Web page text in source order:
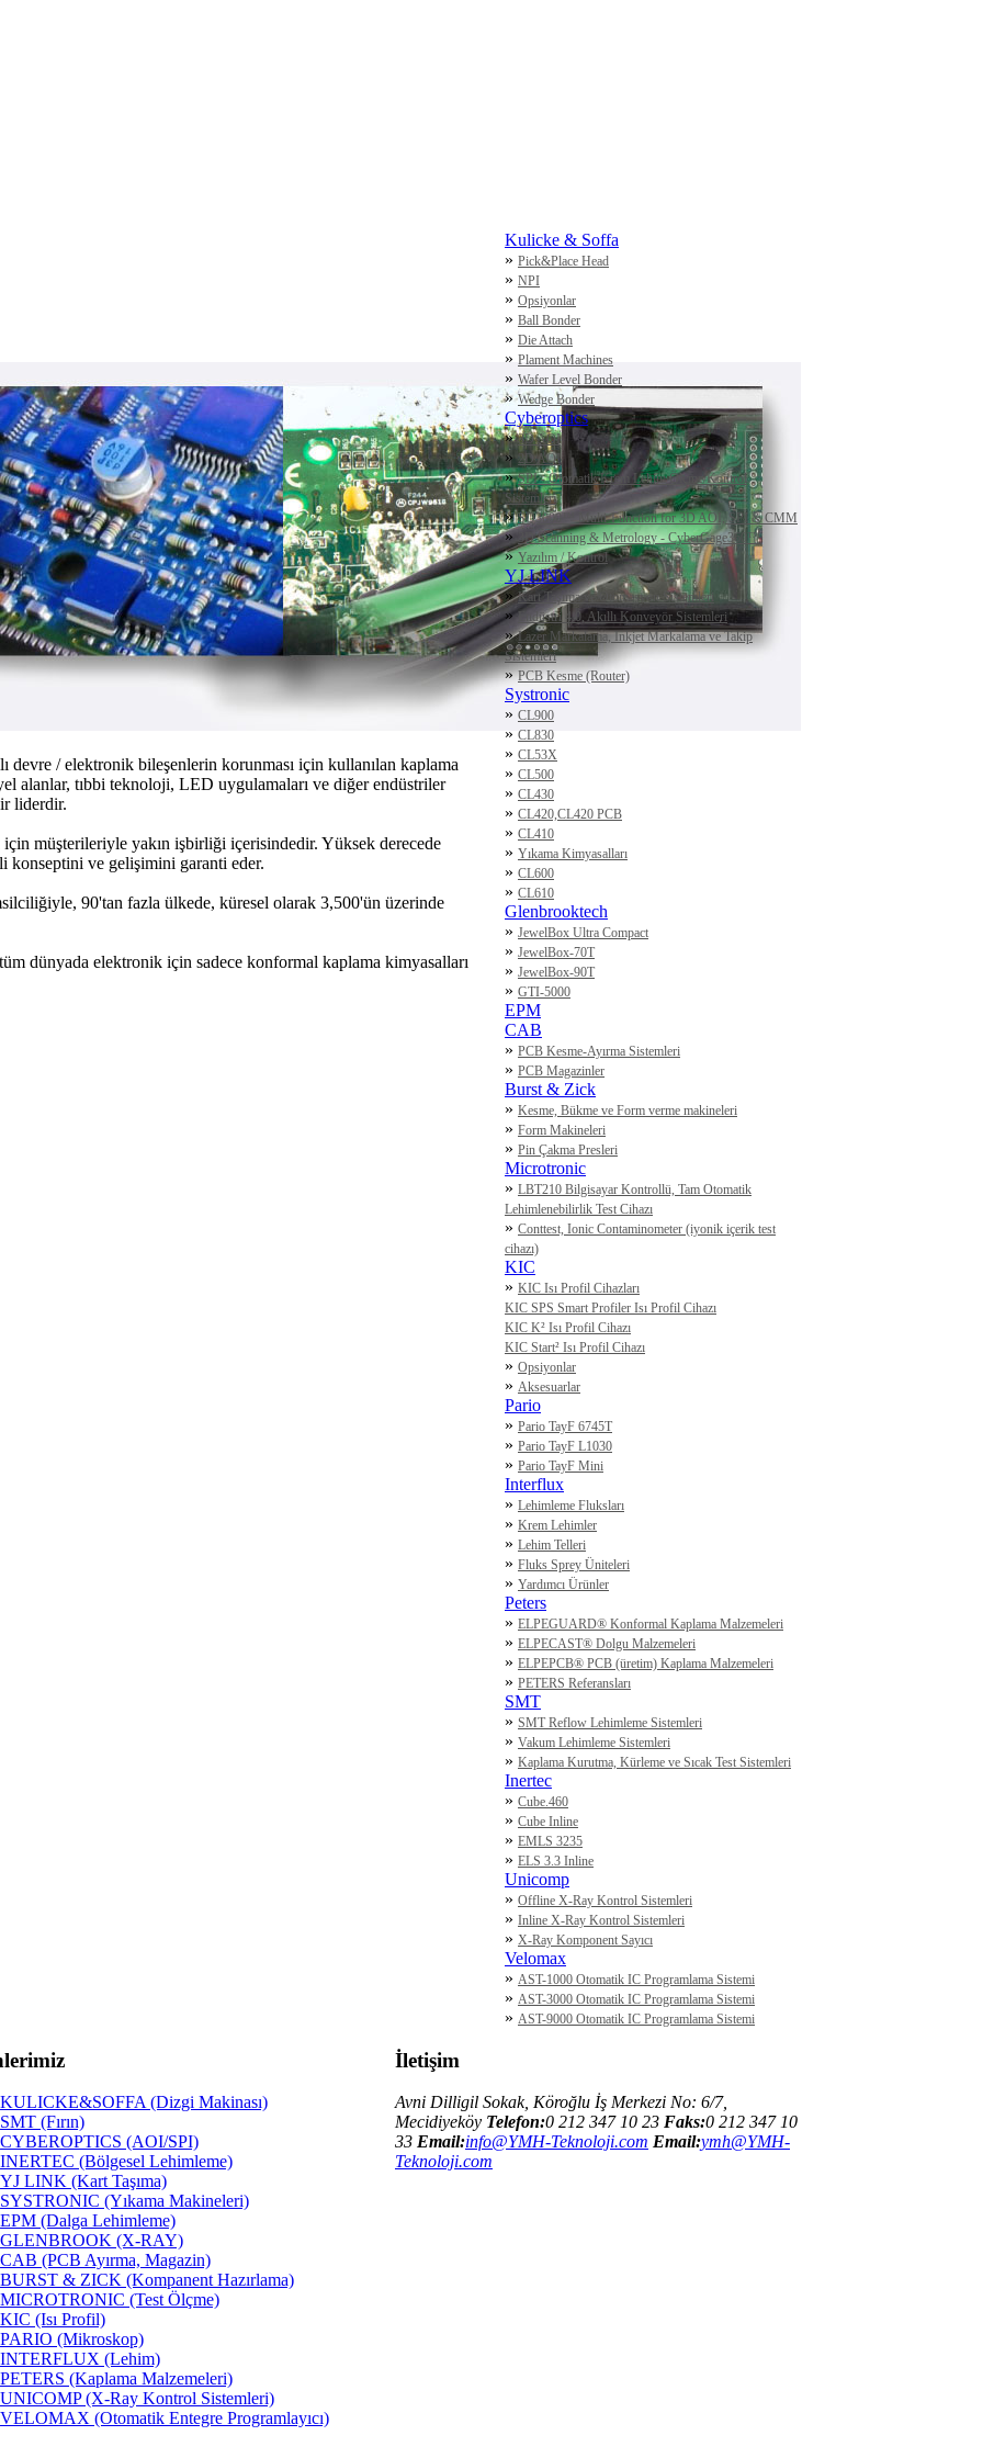
devre / elektronik bileşenlerin korunması için kullanılan kaplama
alanlar, tıbbi teknoloji, LED uygulamaları ve diğer endüstriler
liderdir.
müşterileriyle yakın işbirliği içerisindedir. Yüksek derecede
konseptini ve gelişimini garanti eder.
90'tan fazla ülkede, küresel olarak 3,500'ün üzerinde
dünyada elektronik için sadece konformal kaplama kimyasalları
Kulicke & Soffa
» Pick&Place Head
» NPI
» Opsiyonlar
» Ball Bonder
» Die Attach
» Plament Machines
» Wafer Level Bonder
»Wedge Bonder
Cyberoptics
»3D AOI
»2D AOI
»SPI - Otomatik Krem Lehim Ölçme/Kontrol
Sistemleri
»SQ3000™ Multi-Function for 3D AOI, SPI & CMM
» 3D Scanning & Metrology - CyberGage360™
»Yazılım / Kontrol
YJ LINK
»Kart Taşıma ve Otomasyon Sistemleri
»Endüstri 4.0, Akıllı Konveyör Sistemleri
»Lazer Markalama, Inkjet Markalama ve Takip
Sistemleri
»PCB Kesme (Router)
Systronic
» CL900
» CL830
» CL53X
» CL500
» CL430
» CL420,CL420 PCB
» CL410
» Yıkama Kimyasalları
» CL600
» CL610
Glenbrooktech
» JewelBox Ultra Compact
» JewelBox-70T
» JewelBox-90T
» GTI-5000
EPM
CAB
» PCB Kesme-Ayırma Sistemleri
» PCB Magazinler
Burst & Zick
» Kesme, Bükme ve Form verme makineleri
» Form Makineleri
» Pin Çakma Presleri
Microtronic
» LBT210 Bilgisayar Kontrollü, Tam Otomatik
Lehimlenebilirlik Test Cihazı
» Conttest, Ionic Contaminometer (iyonik içerik test
cihazı)
KIC
» KIC Isı Profil Cihazları
KIC SPS Smart Profiler Isı Profil Cihazı
KIC K² Isı Profil Cihazı
KIC Start² Isı Profil Cihazı
» Opsiyonlar
» Aksesuarlar
Pario
» Pario TayF 6745T
» Pario TayF L1030
» Pario TayF Mini
Interflux
» Lehimleme Fluksları
» Krem Lehimler
» Lehim Telleri
» Fluks Sprey Üniteleri
» Yardımcı Ürünler
Peters
» ELPEGUARD® Konformal Kaplama Malzemeleri
» ELPECAST® Dolgu Malzemeleri
» ELPEPCB® PCB (üretim) Kaplama Malzemeleri
» PETERS Referansları
SMT
» SMT Reflow Lehimleme Sistemleri
» Vakum Lehimleme Sistemleri
» Kaplama Kurutma, Kürleme ve Sıcak Test Sistemleri
Inertec
» Cube.460
» Cube Inline
» EMLS 3235
» ELS 3.3 Inline
Unicomp
» Offline X-Ray Kontrol Sistemleri
» Inline X-Ray Kontrol Sistemleri
» X-Ray Komponent Sayıcı
Velomax
» AST-1000 Otomatik IC Programlama Sistemi
» AST-3000 Otomatik IC Programlama Sistemi
» AST-9000 Otomatik IC Programlama Sistemi
KULICKE&SOFFA (Dizgi Makinası)
SMT (Fırın)
CYBEROPTICS (AOI/SPI)
INERTEC (Bölgesel Lehimleme)
YJ LINK (Kart Taşıma)
SYSTRONIC (Yıkama Makineleri)
EPM (Dalga Lehimleme)
GLENBROOK (X-RAY)
CAB (PCB Ayırma, Magazin)
BURST & ZICK (Kompanent Hazırlama)
MICROTRONIC (Test Ölçme)
KIC (Isı Profil)
PARIO (Mikroskop)
INTERFLUX (Lehim)
PETERS (Kaplama Malzemeleri)
UNICOMP (X-Ray Kontrol Sistemleri)
VELOMAX (Otomatik Entegre Programlayıcı)
İletişim
Avni Dilligil Sokak, Köroğlu İş Merkezi No: 6/7,
Mecidiyeköy Telefon:0 212 347 10 23 Faks:0 212 347 10
33 Email:info@YMH-Teknoloji.com Email:ymh@YMH-
Teknoloji.com